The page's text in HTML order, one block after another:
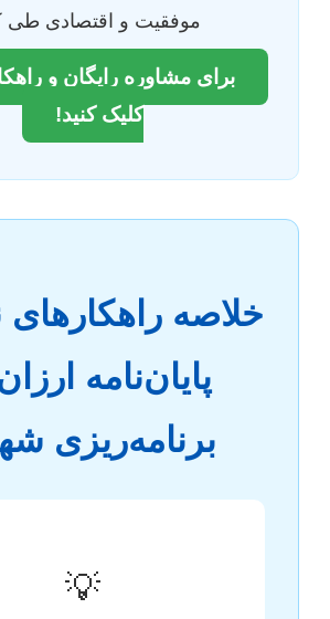
موفقیت و اقتصادی طی
برای مشاوره رایگان و
کلیک کنید!
خلاصه
پایان‌نامه
برنامه‌ریزی
💡